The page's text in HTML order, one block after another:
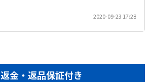
2020-09-23 17:28
返金・返品保証付き